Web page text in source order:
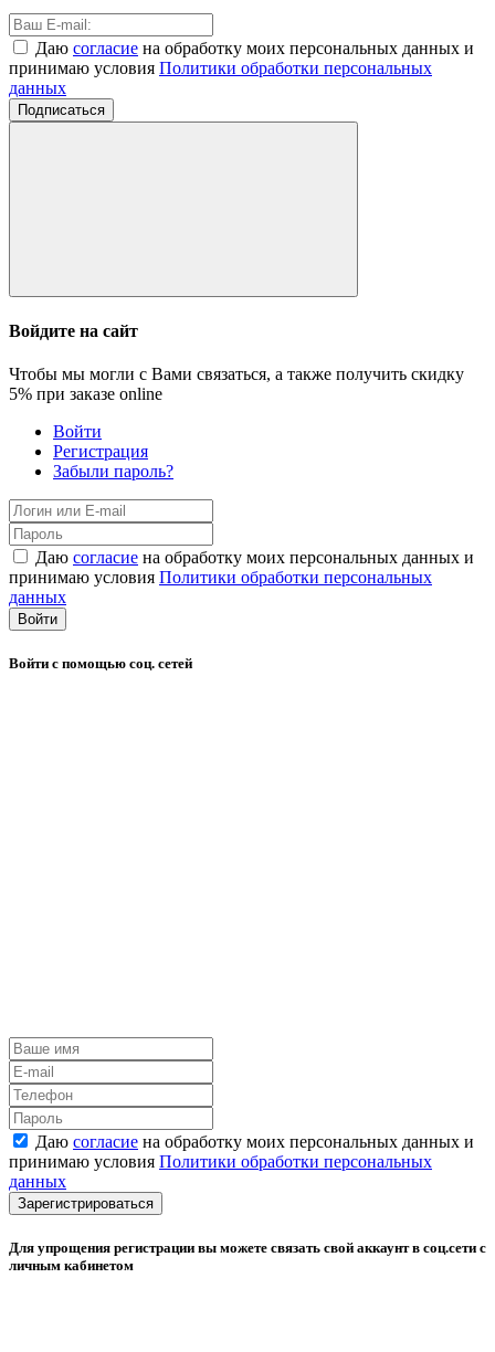
Даю согласие на обработку моих персональных данных и
принимаю условия Политики обработки персональных
данных
Подписаться
Войдите на сайт
Чтобы мы могли с Вами связаться, а также получить скидку
5% при заказе online
Войти
Регистрация
Забыли пароль?
Даю согласие на обработку моих персональных данных и
принимаю условия Политики обработки персональных
данных
Войти
Войти с помощью соц. сетей
Даю согласие на обработку моих персональных данных и
принимаю условия Политики обработки персональных
данных
Зарегистрироваться
Для упрощения регистрации вы можете связать свой аккаунт в соц.сети с
личным кабинетом